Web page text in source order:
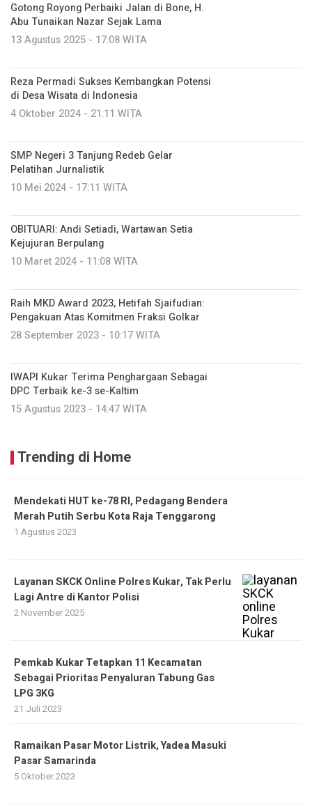
Gotong Royong Perbaiki Jalan di Bone, H.
Abu Tunaikan Nazar Sejak Lama
13 Agustus 2025 - 17:08 WITA
Reza Permadi Sukses Kembangkan Potensi
di Desa Wisata di Indonesia
4 Oktober 2024 - 21:11 WITA
SMP Negeri 3 Tanjung Redeb Gelar
Pelatihan Jurnalistik
10 Mei 2024 - 17:11 WITA
OBITUARI: Andi Setiadi, Wartawan Setia
Kejujuran Berpulang
10 Maret 2024 - 11:08 WITA
Raih MKD Award 2023, Hetifah Sjaifudian:
Pengakuan Atas Komitmen Fraksi Golkar
28 September 2023 - 10:17 WITA
IWAPI Kukar Terima Penghargaan Sebagai
DPC Terbaik ke-3 se-Kaltim
15 Agustus 2023 - 14:47 WITA
Trending di Home
Mendekati HUT ke-78 RI, Pedagang Bendera
Merah Putih Serbu Kota Raja Tenggarong
1 Agustus 2023
Layanan SKCK Online Polres Kukar, Tak Perlu
Lagi Antre di Kantor Polisi
2 November 2025
Pemkab Kukar Tetapkan 11 Kecamatan
Sebagai Prioritas Penyaluran Tabung Gas
LPG 3KG
21 Juli 2023
Ramaikan Pasar Motor Listrik, Yadea Masuki
Pasar Samarinda
5 Oktober 2023